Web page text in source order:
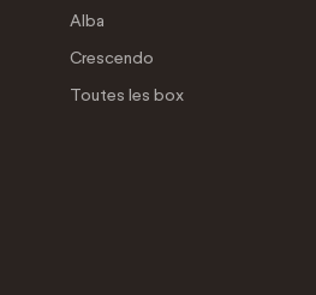
Alba
Crescendo
Toutes les box